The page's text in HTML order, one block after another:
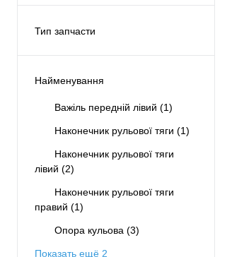
Тип запчасти
Найменування
Важіль передній лівий (1)
Наконечник рульової тяги (1)
Наконечник рульової тяги
лівий (2)
Наконечник рульової тяги
правий (1)
Опора кульова (3)
Показать ещё 2